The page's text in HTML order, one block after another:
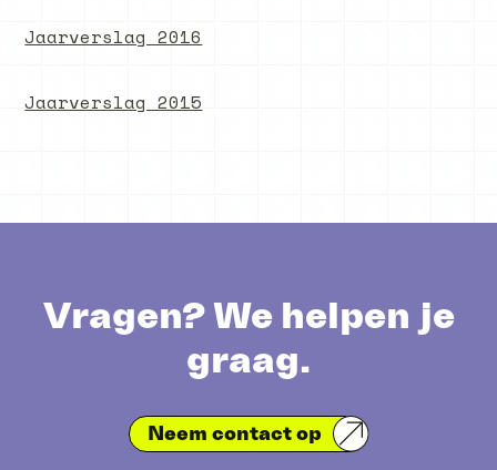
Jaarverslag 2016
Jaarverslag 2015
Vragen? We helpen je
graag.
Neem contact op